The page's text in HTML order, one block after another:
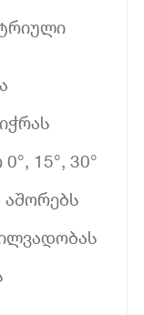
15°, 30°
აშორებს